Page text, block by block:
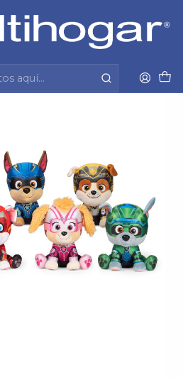
Peluche
Mighty Imexporta 6067731